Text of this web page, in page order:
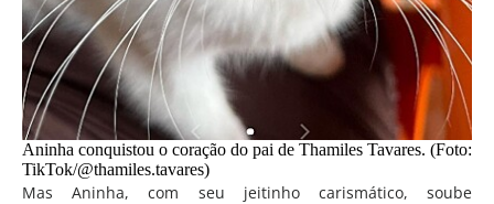
Aninha conquistou o coração do pai de Thamiles Tavares. (Foto:
TikTok/@thamiles.tavares)
Mas Aninha, com seu jeitinho carismático, soube